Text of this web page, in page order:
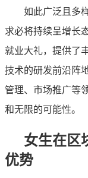
如此广泛且多
求必将持续呈增长
就业大礼，提供了
技术的研发前沿阵
管理、市场推广等
和无限的可能性。
女生在区
优势